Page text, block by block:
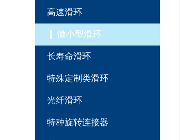
高速滑环
微小型滑环
长寿命滑环
特殊定制类滑环
光纤滑环
特种旋转连接器